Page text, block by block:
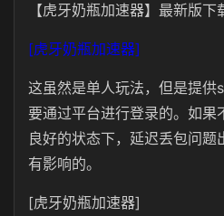
【虎牙奶瓶加速器】最新版下
[虎牙奶瓶加速器]
这虽然是单人玩法，但是提
要通过平台进行登录的。如果
良好的状态下，延迟丢包问题
有影响的。
[虎牙奶瓶加速器]